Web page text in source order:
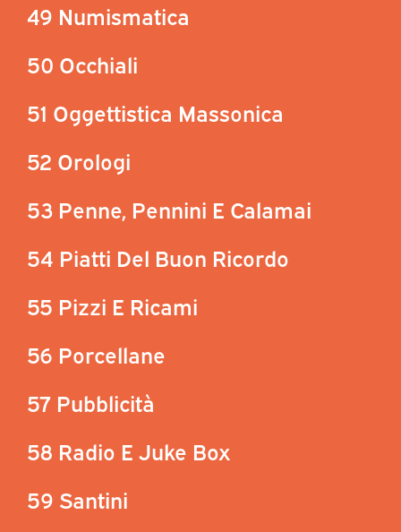
49 Numismatica
50 Occhiali
51 Oggettistica Massonica
52 Orologi
53 Penne, Pennini E Calamai
54 Piatti Del Buon Ricordo
55 Pizzi E Ricami
56 Porcellane
57 Pubblicità
58 Radio E Juke Box
59 Santini